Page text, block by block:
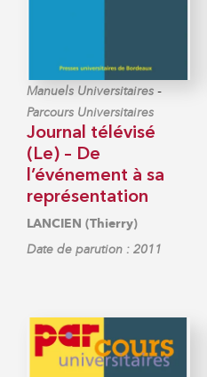
Manuels Universitaires -
Parcours Universitaires
Journal télévisé
(Le) – De
l’événement à sa
représentation
LANCIEN (Thierry)
Date de parution : 2011